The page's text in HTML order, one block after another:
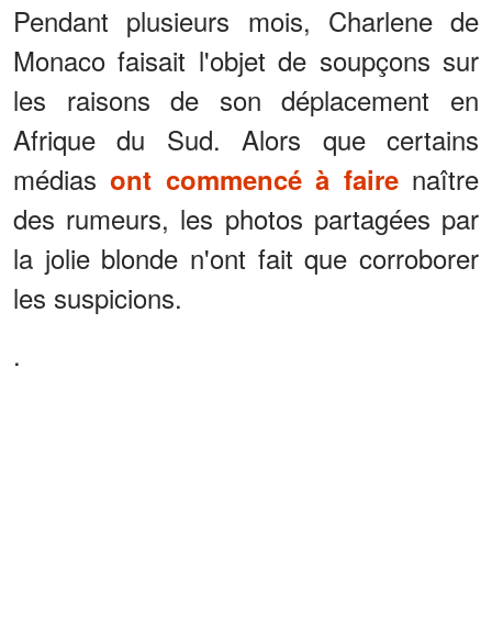
Pendant plusieurs mois, Charlene de
Monaco faisait l'objet de soupçons sur
les raisons de son déplacement en
Afrique du Sud. Alors que certains
médiasont commencé à fairenaître
des rumeurs, les photos partagées par
la jolie blonde n'ont fait que corroborer
les suspicions.
.